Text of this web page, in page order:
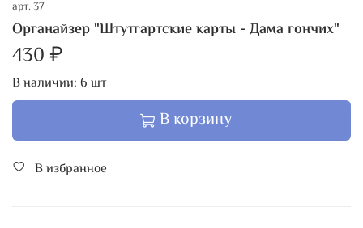
арт.37
Органайзер "Штутгартские карты - Дама гончих"
430 ₽
В наличии: 6 шт
В корзину
В избранное